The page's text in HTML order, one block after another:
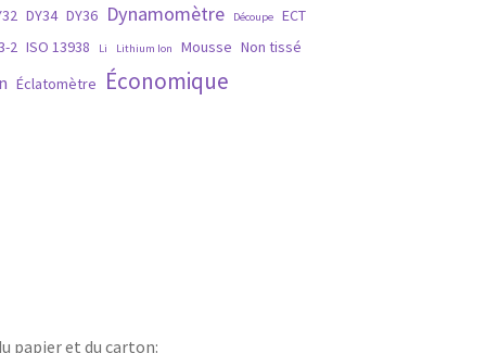
DY34 DY36 Dynamomètre Découpe
ECT
2 ISO 13938 Li Lithium Ion Mousse Non tissé
Éclatomètre Économique
papier et du carton: